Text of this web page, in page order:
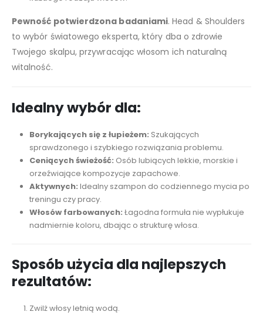
Pewność potwierdzona badaniami. Head & Shoulders
to wybór światowego eksperta, który dba o zdrowie
Twojego skalpu, przywracając włosom ich naturalną
witalność.
Idealny wybór dla:
Borykających się z łupieżem: Szukających
sprawdzonego i szybkiego rozwiązania problemu.
Ceniących świeżość: Osób lubiących lekkie, morskie i
orzeźwiające kompozycje zapachowe.
Aktywnych: Idealny szampon do codziennego mycia po
treningu czy pracy.
Włosów farbowanych: Łagodna formuła nie wypłukuje
nadmiernie koloru, dbając o strukturę włosa.
Sposób użycia dla najlepszych
rezultatów:
Zwilż włosy letnią wodą.